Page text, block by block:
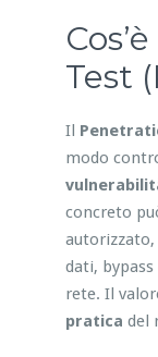
Test
Il
modo
concreto
dati,
rete. Il
pratica del